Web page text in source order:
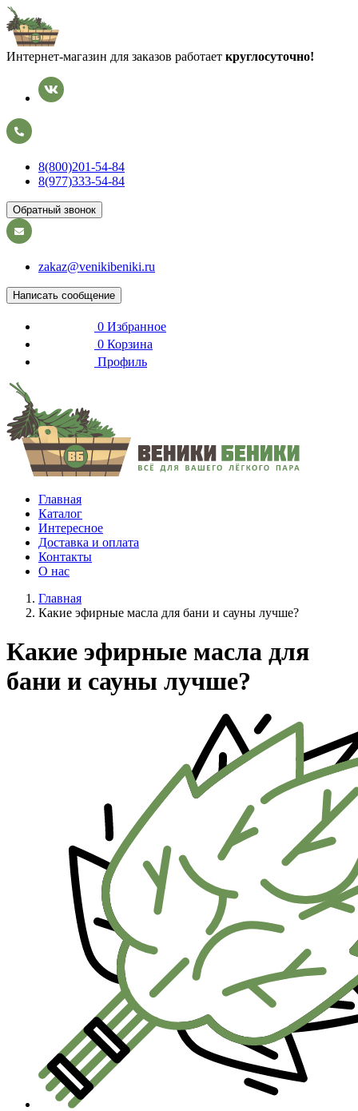
Интернет-магазин для заказов работает круглосуточно!
8(800)201-54-84
8(977)333-54-84
Обратный звонок
zakaz@venikibeniki.ru
Написать сообщение
0 Избранное
0 Корзина
Профиль
Главная
Каталог
Интересное
Доставка и оплата
Контакты
О нас
Главная
Какие эфирные масла для бани и сауны лучше?
Какие эфирные масла для
бани и сауны лучше?